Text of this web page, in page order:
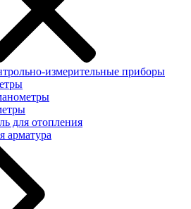
измерительные приборы
для отопления
арматура